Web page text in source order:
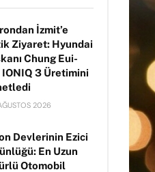
İzmit’e
Ziyaret: Hyundai
Chung Eui-
IONIQ 3 Üretimini
2026
Devlerinin Ezici
En Uzun
Otomobil